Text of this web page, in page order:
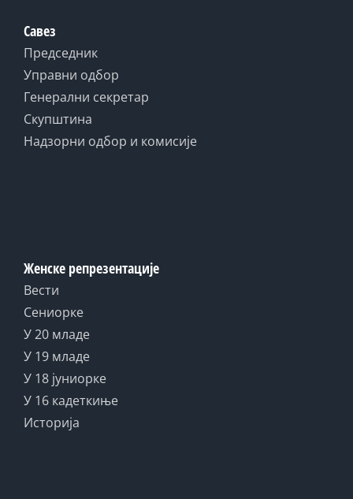
Савез
Председник
Управни одбор
Генерални секретар
Скупштина
Надзорни одбор и комисије
Женске репрезентације
Вести
Сениорке
У 20 младе
У 19 младе
У 18 јуниорке
У 16 кадеткиње
Историја